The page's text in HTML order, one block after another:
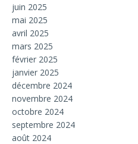
juin 2025
mai 2025
avril 2025
mars 2025
février 2025
janvier 2025
décembre 2024
novembre 2024
octobre 2024
septembre 2024
août 2024